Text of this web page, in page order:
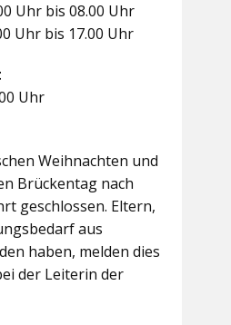
Uhr bis 08.00 Uhr
Uhr bis 17.00 Uhr
Uhr
Weihnachten und
Brückentag nach
geschlossen. Eltern,
aus
haben, melden dies
der Leiterin der